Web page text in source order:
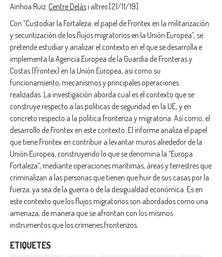
Ainhoa Ruíz. Centre Delàsi altres [21/11/19]
Con “Custodiar la Fortaleza: el papel de Frontex en la militarización
y securitización de los flujos migratorios en la Unión Europea”, se
pretende estudiar y analizar el contexto en el que se desarrolla e
implementa la Agencia Europea de la Guardia de Fronteras y
Costas (Frontex) en la Unión Europea, así como su
funcionamiento, mecanismos y principales operaciones
realizadas. La investigación aborda cual es el contexto que se
construye respecto a las políticas de seguridad en la UE, y en
concreto respecto a la política fronteriza y migratoria. Así como, el
desarrollo de Frontex en este contexto. El informe analiza el papel
que tiene Frontex en contribuir a levantar muros alrededor de la
Unión Europea, construyendo lo que se denomina la “Europa
Fortaleza”, mediante operaciones marítimas, áreas y terrestres que
criminalizan a las personas que tienen que huir de sus casas por la
fuerza, ya sea de la guerra o de la desigualdad económica. Es en
este contexto que los flujos migratorios son abordados como una
amenaza, de manera que se afrontan con los mismos
instrumentos que los crímenes fronterizos.
ETIQUETES